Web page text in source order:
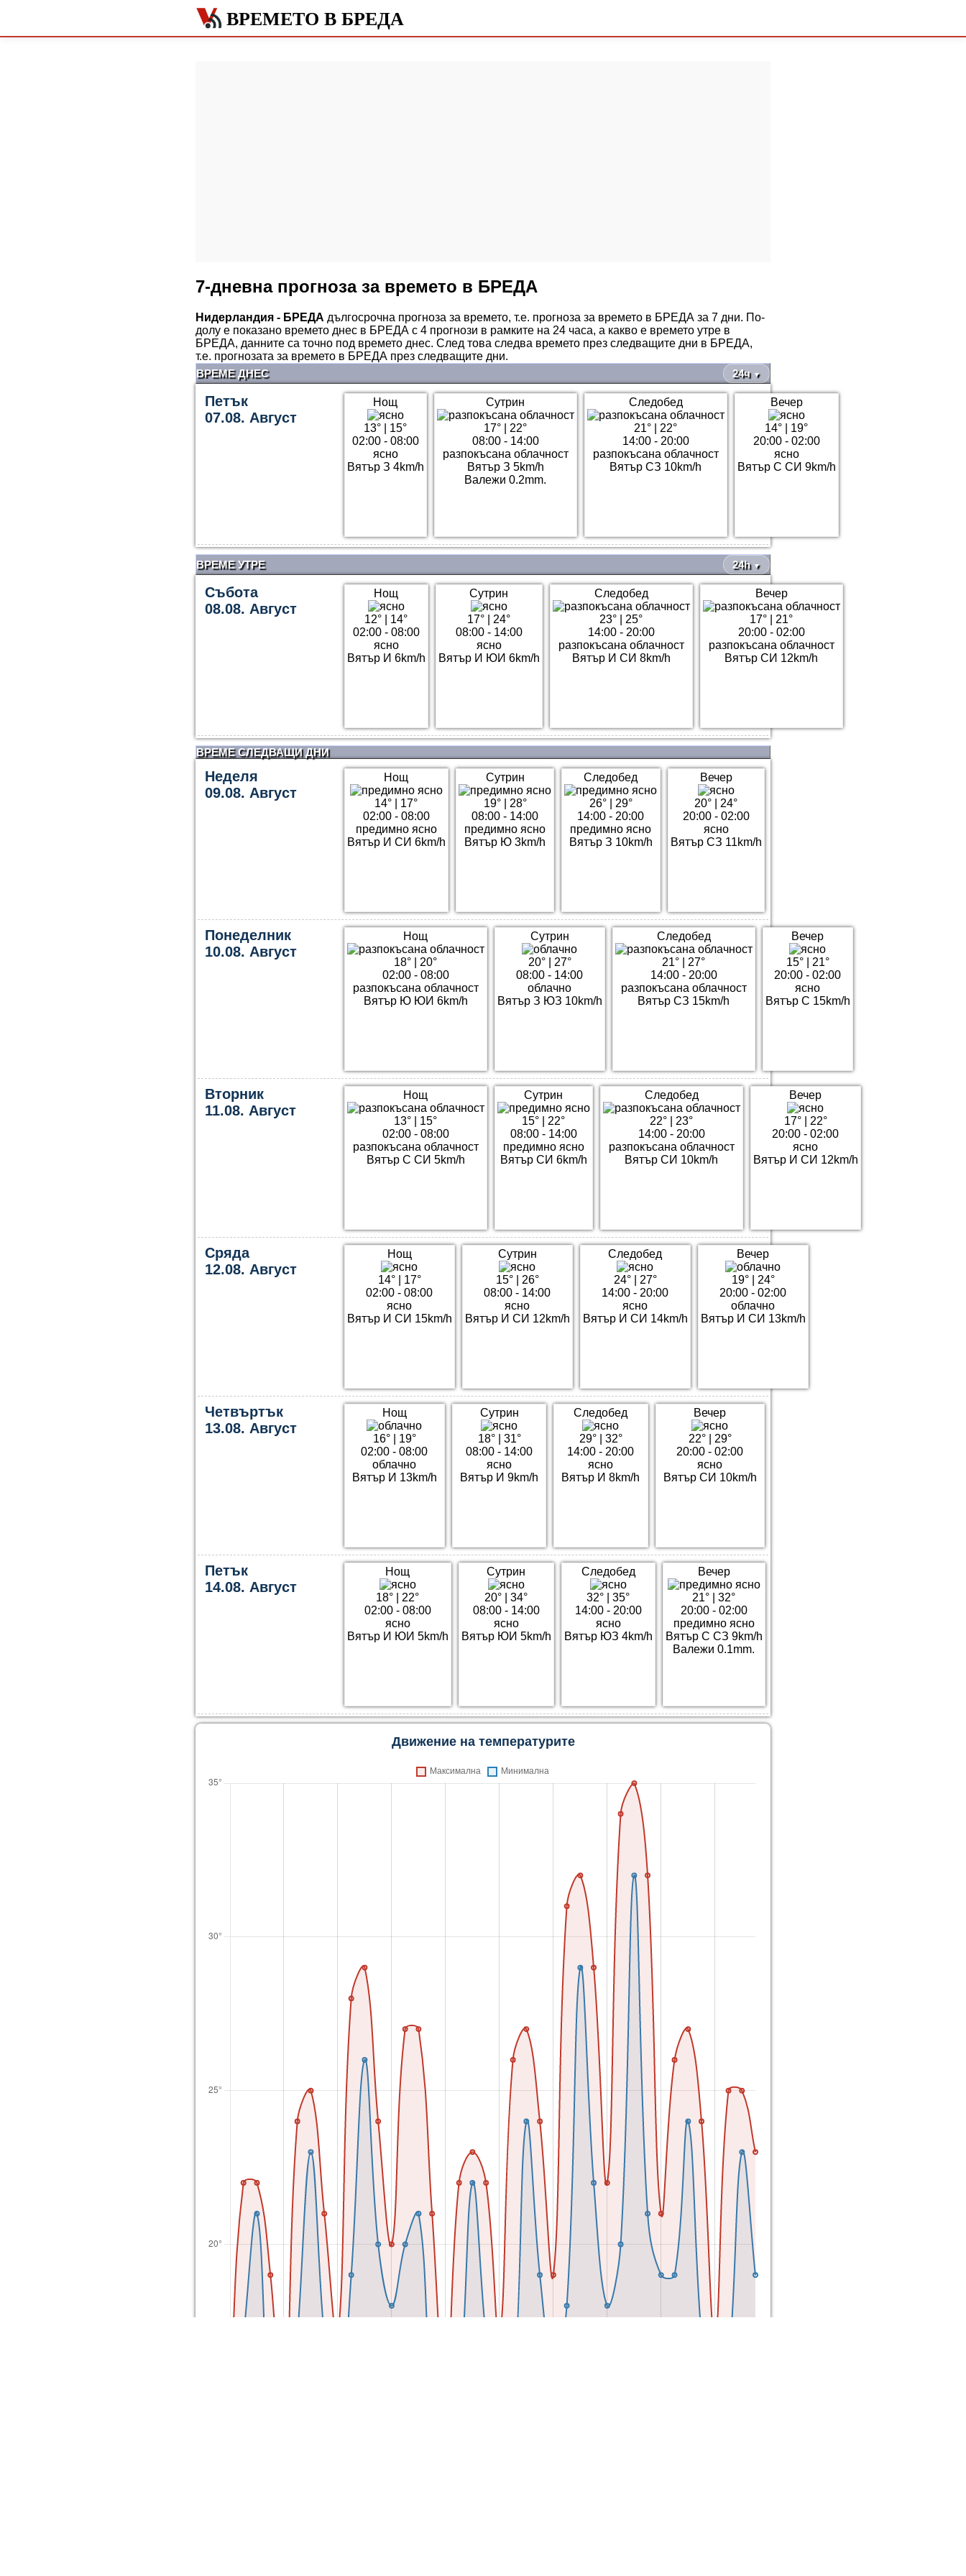
ВРЕМЕТО В БРЕДА
7-дневна прогноза за времето в БРЕДА
Нидерландия - БРЕДА дългосрочна прогноза за времето, т.е. прогноза за времето в БРЕДА за 7 дни. По-
долу е показано времето днес в БРЕДА с 4 прогнози в рамките на 24 часа, а какво е времето утре в
БРЕДА, данните са точно под времето днес. След това следва времето през следващите дни в БРЕДА,
т.е. прогнозата за времето в БРЕДА през следващите дни.
ВРЕМЕ ДНЕС
24ч ▼
Петък
07.08. Август
Нощ
13°
15°
02:00 - 08:00
ясно
Вятър З 4km/h
Сутрин
17°
22°
08:00 - 14:00
разпокъсана облачност
Вятър З 5km/h
Валежи 0.2mm.
Следобед
21°
22°
14:00 - 20:00
разпокъсана облачност
Вятър СЗ 10km/h
Вечер
14°
19°
20:00 - 02:00
ясно
Вятър С СИ 9km/h
ВРЕМЕ УТРЕ 24h ▼
Събота
08.08. Август
Нощ
12°
14°
02:00 - 08:00
ясно
Вятър И 6km/h
Сутрин
17°
24°
08:00 - 14:00
ясно
Вятър И ЮИ 6km/h
Следобед
23°
25°
14:00 - 20:00
разпокъсана облачност
Вятър И СИ 8km/h
Вечер
17°
21°
20:00 - 02:00
разпокъсана облачност
Вятър СИ 12km/h
ВРЕМЕ СЛЕДВАЩИ ДНИ
Неделя
09.08. Август
Нощ
14°
17°
02:00 - 08:00
предимно ясно
Вятър И СИ 6km/h
Сутрин
19°| 28°
08:00 - 14:00
предимно ясно
Вятър Ю 3km/h
Следобед
26°| 29°
14:00 - 20:00
предимно ясно
Вятър З 10km/h
Вечер
20°
24°
20:00 - 02:00
ясно
Вятър СЗ 11km/h
Понеделник
10.08. Август
Нощ
18°
20°
02:00 - 08:00
разпокъсана облачност
Вятър Ю ЮИ 6km/h
Сутрин
20°| 27°
08:00 - 14:00
облачно
Вятър З ЮЗ 10km/h
Следобед
21°
27°
14:00 - 20:00
разпокъсана облачност
Вятър СЗ 15km/h
Вечер
15°| 21°
20:00 - 02:00
ясно
Вятър С 15km/h
Вторник
11.08. Август
Нощ
13°
15°
02:00 - 08:00
разпокъсана облачност
Вятър С СИ 5km/h
Сутрин
15°
22°
08:00 - 14:00
предимно ясно
Вятър СИ 6km/h
Следобед
22°
23°
14:00 - 20:00
разпокъсана облачност
Вятър СИ 10km/h
Вечер
17°| 22°
20:00 - 02:00
ясно
Вятър И СИ 12km/h
Сряда
12.08. Август
Нощ
14°| 17°
02:00 - 08:00
ясно
Вятър И СИ 15km/h
Сутрин
15°| 26°
08:00 - 14:00
ясно
Вятър И СИ 12km/h
Следобед
24°| 27°
14:00 - 20:00
ясно
Вятър И СИ 14km/h
Вечер
19°| 24°
20:00 - 02:00
облачно
Вятър И СИ 13km/h
Четвъртък
13.08. Август
Нощ
16°| 19°
02:00 - 08:00
облачно
Вятър И 13km/h
Сутрин
18°| 31°
08:00 - 14:00
ясно
Вятър И 9km/h
Следобед
29°| 32°
14:00 - 20:00
ясно
Вятър И 8km/h
Вечер
22°| 29°
20:00 - 02:00
ясно
Вятър СИ 10km/h
Петък
14.08. Август
Нощ
18°
22°
02:00 - 08:00
ясно
Вятър И ЮИ 5km/h
Сутрин
20°
34°
08:00 - 14:00
ясно
Вятър ЮИ 5km/h
Следобед
32°
35°
14:00 - 20:00
ясно
Вятър ЮЗ 4km/h
Вечер
21°
32°
20:00 - 02:00
предимно ясно
Вятър С СЗ 9km/h
Валежи 0.1mm.
Движение на температурите